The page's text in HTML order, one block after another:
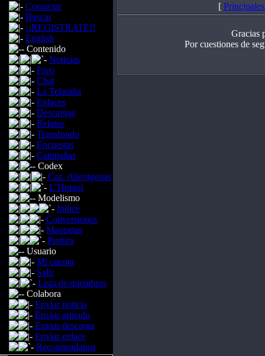
Contactar
Buscar
¡¡REGISTRATE!!
English
Contenido
Noticias
Foro
Chat
La Telaraña
Enlaces
Descargas
Relatos
Transfondo
Encuestas
Campañas
Codex
Caz. Alienigenas
L’Huraxi
Modelismo
Indice
Conversiones
Maquetas
Pintura
Usuario
Mi cuenta
Salir
Lista de miembros
Colabora
Enviar noticia
Enviar articulo
Enviar descarga
Enviar enlace
Recomiendanos
[
Gracias
Por cuestiones de